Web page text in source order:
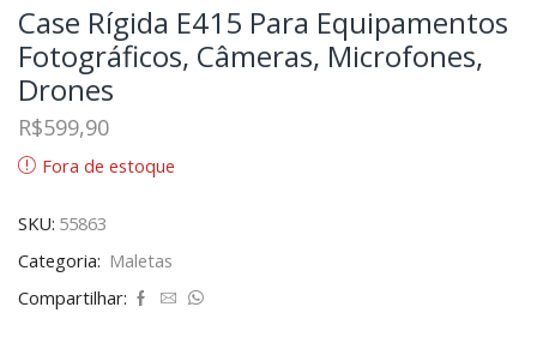
Case Rígida E415 Para Equipamentos
Fotográficos, Câmeras, Microfones,
Drones
R$599,90
Fora de estoque
SKU: 55863
Categoria: Maletas
Compartilhar: